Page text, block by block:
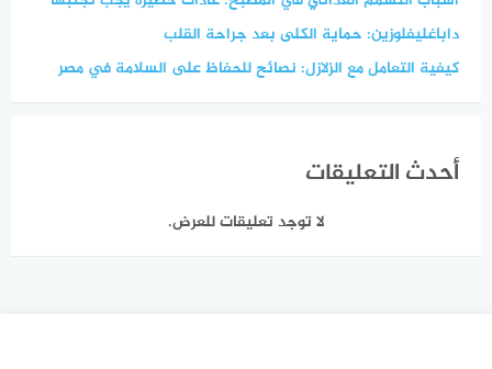
داباغليفلوزين: حماية الكلى بعد جراحة القلب
كيفية التعامل مع الزلازل: نصائح للحفاظ على السلامة في مصر
أحدث التعليقات
لا توجد تعليقات للعرض.